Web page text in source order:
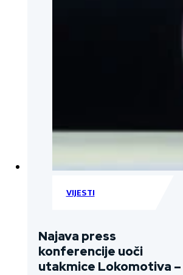
VIJESTI
Najava press
konferencije uoči
utakmice Lokomotiva –